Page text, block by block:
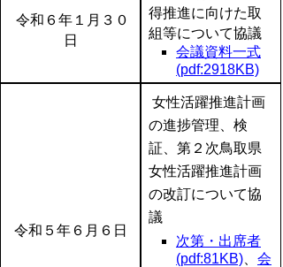
令和６年１月３０
日
得推進に向けた取
組等について協議
会議資料一式
(pdf:2918KB)
令和５年６月６日
女性活躍推進計画
の進捗管理、検
証、第２次鳥取県
女性活躍推進計画
の改訂について協
議
次第・出席者
(pdf:81KB)、 会